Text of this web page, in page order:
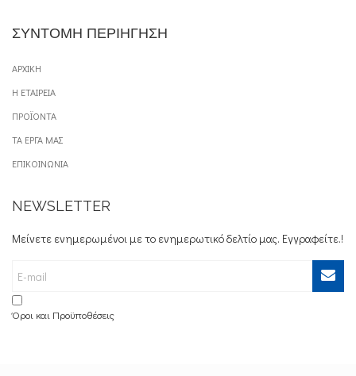
ΣΥΝΤΟΜΗ ΠΕΡΙΗΓΗΣΗ
ΑΡΧΙΚΗ
Η ΕΤΑΙΡΕΙΑ
ΠΡΟΪΟΝΤΑ
ΤΑ ΕΡΓΑ ΜΑΣ
ΕΠΙΚΟΙΝΩΝΙΑ
NEWSLETTER
Μείνετε ενημερωμένοι με το ενημερωτικό δελτίο μας. Εγγραφείτε.!
Όροι και Προϋποθέσεις